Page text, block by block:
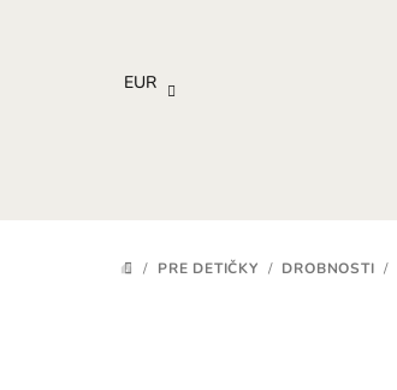
EUR
DOMOV
/ PRE DETIČKY / DROBNOSTI /